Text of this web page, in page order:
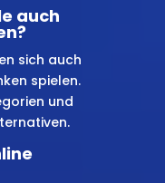
auch
sich auch
spielen.
und